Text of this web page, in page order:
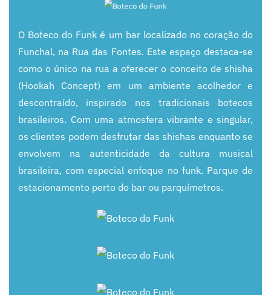
O Boteco do Funk é um bar localizado no coração do
Funchal, na Rua das Fontes. Este espaço destaca-se
como o único na rua a oferecer o conceito de shisha
(Hookah Concept) em um ambiente acolhedor e
descontraído, inspirado nos tradicionais botecos
brasileiros. Com uma atmosfera vibrante e singular,
os clientes podem desfrutar das shishas enquanto se
envolvem na autenticidade da cultura musical
brasileira, com especial enfoque no funk. Parque de
estacionamento perto do bar ou parquímetros.
+
+
+